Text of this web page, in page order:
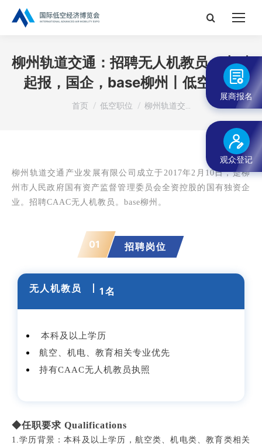
搜
柳州轨道交通：招聘无人机教员，本科
起报，国企，base柳州丨低空招聘
您在这里：
首页 低空职位 柳州轨道交…
柳州轨道交通产业发展有限公司成立于2017年2月10日，是柳
州市人民政府国有资产监督管理委员会全资控股的国有独资企
业 。 招聘CAAC无人机教员。base柳州。
01 招聘岗位
无人机教员 1名
本科及以上学历
航空、机电、教育相关专业优先
持有CAAC无人机教员执照
◆任职要求 Qualifications
1.学历背景：本科及以上学历，航空类、机电类、教育类相关
展商报名
观众登记